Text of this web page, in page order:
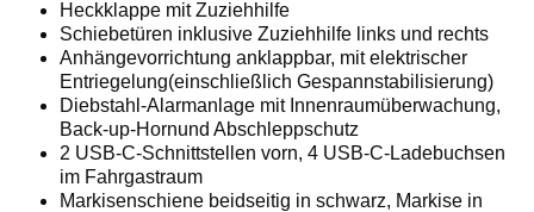
Heckklappe mit Zuziehhilfe
Schiebetüren inklusive Zuziehhilfe links und rechts
Anhängevorrichtung anklappbar, mit elektrischer
Entriegelung(einschließlich Gespannstabilisierung)
Diebstahl-Alarmanlage mit Innenraumüberwachung,
Back-up-Hornund Abschleppschutz
2 USB-C-Schnittstellen vorn, 4 USB-C-Ladebuchsen
im Fahrgastraum
Markisenschiene beidseitig in schwarz, Markise in